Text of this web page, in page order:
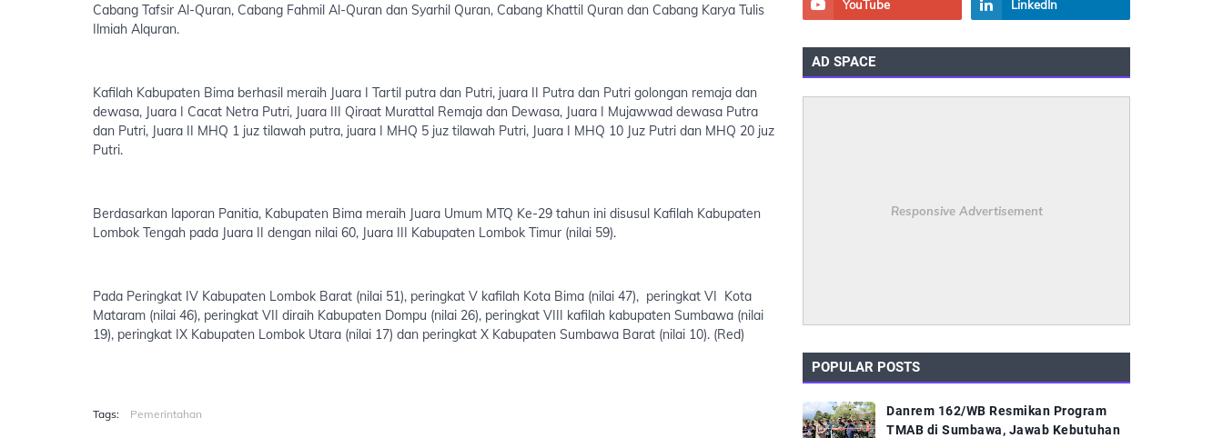
Cabang Tafsir Al-Quran, Cabang Fahmil Al-Quran dan Syarhil Quran, Cabang Khattil Quran dan Cabang Karya Tulis
Ilmiah Alquran.
Kafilah Kabupaten Bima berhasil meraih Juara I Tartil putra dan Putri, juara II Putra dan Putri golongan remaja dan
dewasa, Juara I Cacat Netra Putri, Juara III Qiraat Murattal Remaja dan Dewasa, Juara I Mujawwad dewasa Putra
dan Putri, Juara II MHQ 1 juz tilawah putra, juara I MHQ 5 juz tilawah Putri, Juara I MHQ 10 Juz Putri dan MHQ 20 juz
Putri.
Berdasarkan laporan Panitia, Kabupaten Bima meraih Juara Umum MTQ Ke-29 tahun ini disusul Kafilah Kabupaten
Lombok Tengah pada Juara II dengan nilai 60, Juara III Kabupaten Lombok Timur (nilai 59).
Pada Peringkat IV Kabupaten Lombok Barat (nilai 51), peringkat V kafilah Kota Bima (nilai 47), peringkat VI Kota
Mataram (nilai 46), peringkat VII diraih Kabupaten Dompu (nilai 26), peringkat VIII kafilah kabupaten Sumbawa (nilai
19), peringkat IX Kabupaten Lombok Utara (nilai 17) dan peringkat X Kabupaten Sumbawa Barat (nilai 10). (Red)
Tags: Pemerintahan
AD SPACE
Responsive Advertisement
POPULAR POSTS
Danrem 162/WB Resmikan Program
TMAB di Sumbawa, Jawab Kebutuhan